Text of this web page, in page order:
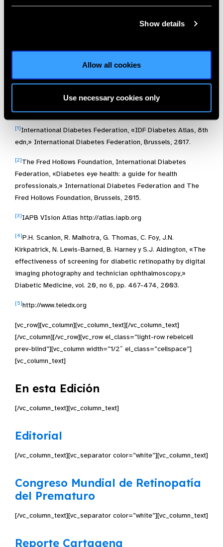
Show details
Allow all cookies
Use necessary cookies only
Image Analysis for Diabetic Retinopathy Screening,»
S. Philip, A. D. Fleming, K. A. Goatman, S. Fonseca, P.
McNamee, G. S. Scotland, G. J. Prescott, P. F. Sharp y J. A.
grading for diabetic retinopathy in a systematic screening
programme,» British Journal of Ophthalmology, vol. 91, no 11,
pp. 1512-1517, 2007.
[1]International Diabetes Federation, «IDF Diabetes Atlas, 8th
edn,» International Diabetes Federation, Brussels, 2017.
[2]The Fred Hollows Foundation, International Diabetes
Federation, «Diabetes eye health: a guide for health
professionals,» International Diabetes Federation and The
Fred Hollows Foundation, Brussels, 2015.
[3]IAPB VIsion Atlas http://atlas.iapb.org
[4]P.H. Scanlon, R. Malhotra, G. Thomas, C. Foy, J.N.
Kirkpatrick, N. Lewis-Barned, B. Harney y S.J. Aldington, «The
effectiveness of screening for diabetic retinopathy by digital
imaging photography and technician ophthalmoscopy,»
Diabetic Medicine, vol. 20, no 6, pp. 467-474, 2003.
[5]http://www.teledx.org
[vc_row][vc_column][vc_column_text][/vc_column_text]
[/vc_column][/vc_row][vc_row el_class=”light-row rebelcell
prev-blind”][vc_column width=”1/2″ el_class=”cellspace”]
[vc_column_text]
En esta Edición
[/vc_column_text][vc_column_text]
Editorial
[/vc_column_text][vc_separator color=”white”][vc_column_text]
Congreso Mundial de Retinopatía
del Prematuro
[/vc_column_text][vc_separator color=”white”][vc_column_text]
Reporte Cartagena